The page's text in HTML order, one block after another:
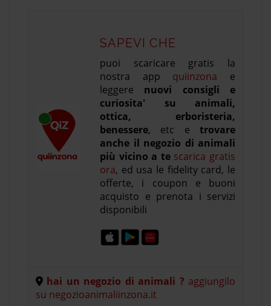
SAPEVI CHE
puoi scaricare gratis la
nostra app quiinzona e
leggere nuovi consigli e
curiosita' su animali,
ottica, erboristeria,
benessere, etc e trovare
anche il negozio di animali
più vicino a te scarica gratis
ora, ed usa le fidelity card, le
offerte, i coupon e buoni
acquisto e prenota i servizi
disponibili
hai un negozio di animali ? aggiungilo
su negozioanimaliinzona.it